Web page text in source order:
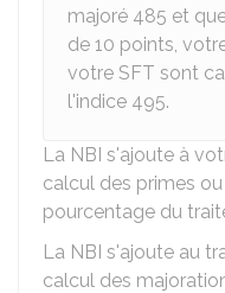
majoré 485 et
de 10 points,
votre SFT sont
l'indice 495.
La NBI s'ajoute à
calcul des primes
pourcentage du
La NBI s'ajoute au
calcul des